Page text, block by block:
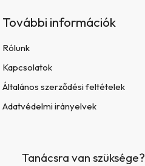
További információk
Rólunk
Kapcsolatok
Általános szerződési feltételek
Adatvédelmi irányelvek
Tanácsra van szüksége?